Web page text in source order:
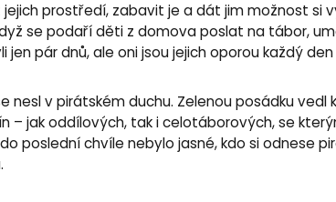
prostředí, zabavit je a dát jim možnost si
se podaří děti z domova poslat na tábor,
pár dnů, ale oni jsou jejich oporou každý
nesl v pirátském duchu. Zelenou posádku
– jak oddílových, tak i celotáborových, se
poslední chvíle nebylo jasné, kdo si odnese